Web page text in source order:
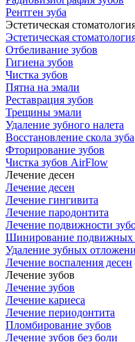
Рентген зуба
Эстетическая
Эстетическая
Отбеливание зубов
Гигиена зубов
Чистка зубов
Пятна на эмали
Реставрация зубов
Трещины эмали
Удаление зубного налета
Восстановление скола зуба
Фторирование зубов
Чистка зубов AirFlow
Лечение десен
Лечение десен
Лечение гингивита
Лечение пародонтита
Лечение подвижности
Шинирование подвижных
Удаление зубных
Лечение воспаления десен
Лечение зубов
Лечение зубов
Лечение кариеса
Лечение периодонтита
Пломбирование зубов
Лечение зубов без боли